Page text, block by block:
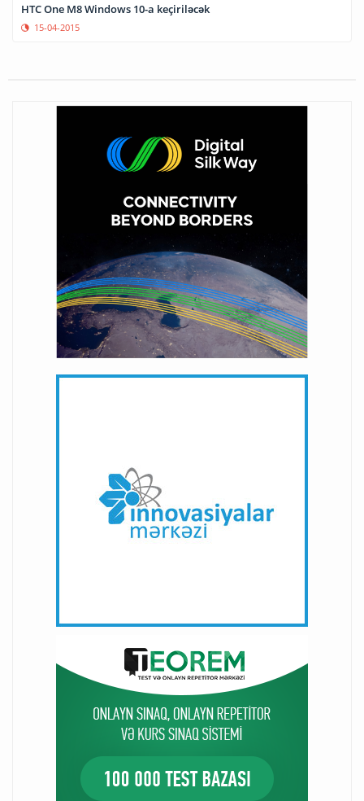
HTC One M8 Windows 10-a keçiriləcək
15-04-2015